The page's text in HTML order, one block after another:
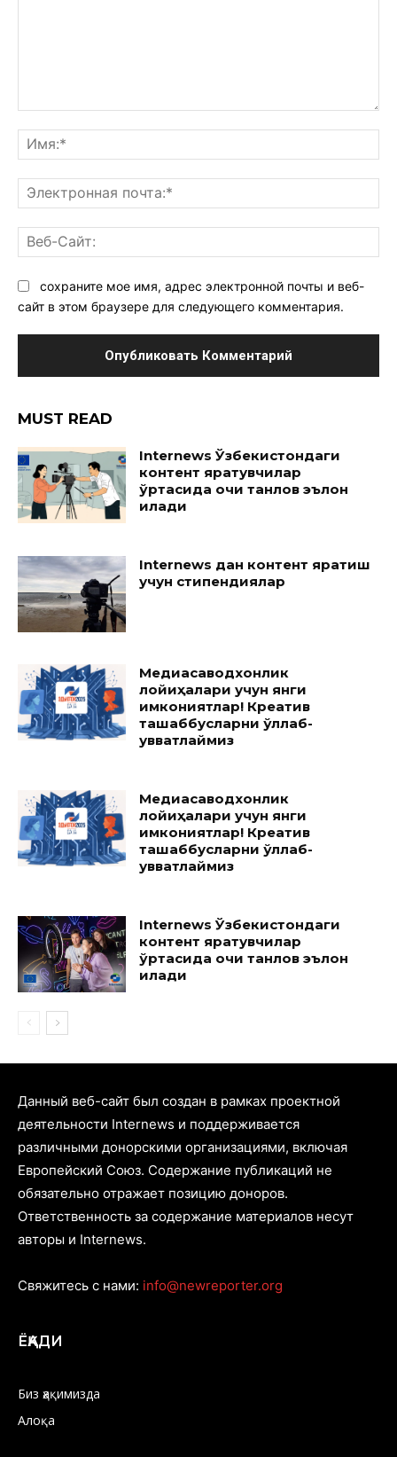
сохраните мое имя, адрес электронной почты и веб-
сайт в этом браузере для следующего комментария.
MUST READ
Internews Ўзбекистондаги
контент яратувчилар
ўртасида очиқ танлов эълон
қилади
Internews дан контент яратиш
учун стипендиялар
Медиасаводхонлик
лойиҳалари учун янги
имкониятлар! Креатив
ташаббусларни қўллаб-
қувватлаймиз
Медиасаводхонлик
лойиҳалари учун янги
имкониятлар! Креатив
ташаббусларни қўллаб-
қувватлаймиз
Internews Ўзбекистондаги
контент яратувчилар
ўртасида очиқ танлов эълон
қилади
Данный веб-сайт был создан в рамках проектной
деятельности Internews и поддерживается
различными донорскими организациями, включая
Европейский Союз. Содержание публикаций не
обязательно отражает позицию доноров.
Ответственность за содержание материалов несут
авторы и Internews.
Свяжитесь с нами: info@newreporter.org
ЁҚАДИ
Биз ҳақимизда
Алоқа